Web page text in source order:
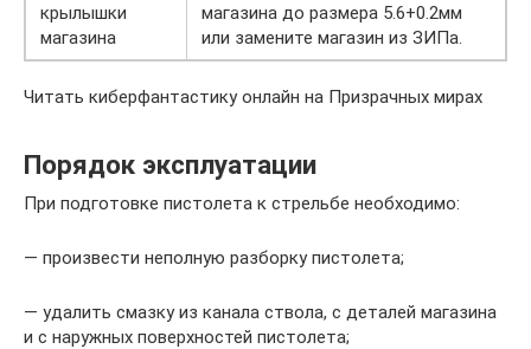
крылышки
магазина
магазина до размера 5.6+0.2мм
или замените магазин из ЗИПа.
Читать киберфантастику онлайн на Призрачных мирах
Порядок эксплуатации
При подготовке пистолета к стрельбе необходимо:
— произвести неполную разборку пистолета;
— удалить смазку из канала ствола, с деталей магазина
и с наружных поверхностей пистолета;